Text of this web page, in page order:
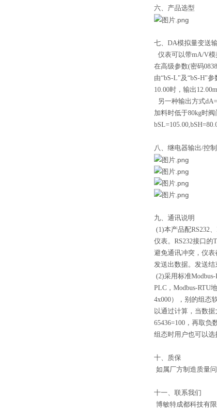
六、产品选型
七、DA模拟量变送
仪表可以带mA/V
在高级参数(密码
由“bS-L"及“bS-H"
10.00时，输出
另一种输出方式
加料时低于80kg时
八、继电器输出/控
九、通讯说明
(1)本产品配RS232
仪表。RS232接口
避免通讯冲突，仪
发送出数据。发送
(2)采用标准
PLC，Modbus-RTU
4x000），别的组态
以通过计算，当数据
65436=100，再取负
组态时用户也可以
十、质保
如属厂方制造质量
十一、联系我们
博敏特成都科技有